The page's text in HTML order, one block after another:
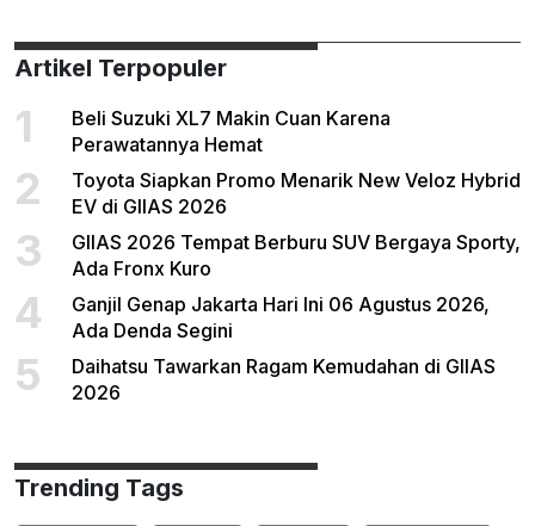
Artikel Terpopuler
1
Beli Suzuki XL7 Makin Cuan Karena
Perawatannya Hemat
2
Toyota Siapkan Promo Menarik New Veloz Hybrid
EV di GIIAS 2026
3
GIIAS 2026 Tempat Berburu SUV Bergaya Sporty,
Ada Fronx Kuro
4
Ganjil Genap Jakarta Hari Ini 06 Agustus 2026,
Ada Denda Segini
5
Daihatsu Tawarkan Ragam Kemudahan di GIIAS
2026
Trending Tags